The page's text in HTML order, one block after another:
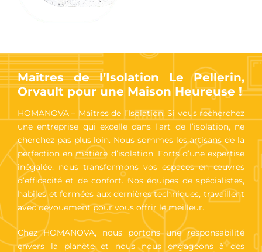
Maîtres de l’Isolation Le Pellerin,
Orvault pour une Maison Heureuse !
HOMANOVA – Maîtres de l’Isolation. Si vous recherchez
une entreprise qui excelle dans l’art de l’isolation, ne
cherchez pas plus loin. Nous sommes les artisans de la
perfection en matière d’isolation. Forts d’une expertise
inégalée, nous transformons vos espaces en œuvres
d’efficacité et de confort. Nos équipes de spécialistes,
habiles et formées aux dernières techniques, travaillent
avec dévouement pour vous offrir le meilleur.
Chez HOMANOVA, nous portons une responsabilité
envers la planète et nous nous engageons à des